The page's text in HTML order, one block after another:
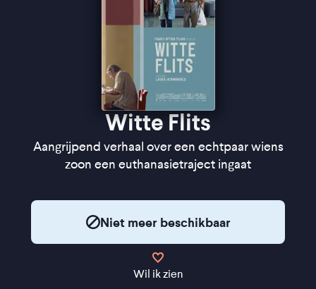
Witte Flits
Aangrijpend verhaal over een echtpaar wiens
zoon een euthanasietraject ingaat
Niet meer beschikbaar
Wil ik zien